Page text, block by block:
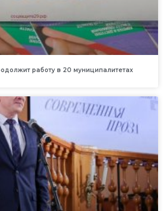
работу в 20 муниципалитетах